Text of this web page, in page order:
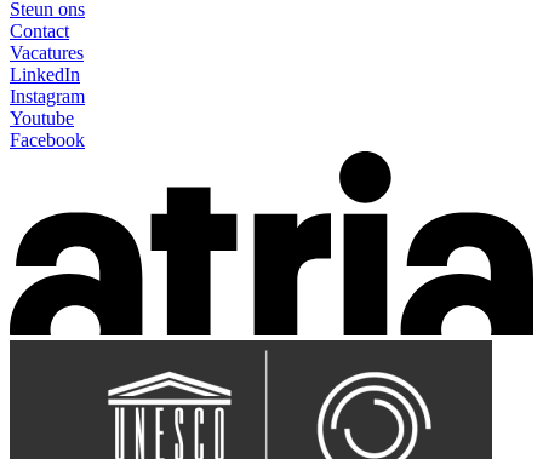
Steun ons
Contact
Vacatures
LinkedIn
Instagram
Youtube
Facebook